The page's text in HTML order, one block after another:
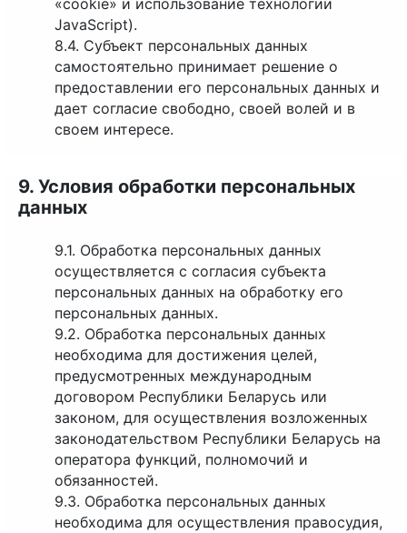
«cookie» и использование технологии
JavaScript).
8.4. Субъект персональных данных
самостоятельно принимает решение о
предоставлении его персональных данных и
дает согласие свободно, своей волей и в
своем интересе.
9. Условия обработки персональных
данных
9.1. Обработка персональных данных
осуществляется с согласия субъекта
персональных данных на обработку его
персональных данных.
9.2. Обработка персональных данных
необходима для достижения целей,
предусмотренных международным
договором Республики Беларусь или
законом, для осуществления возложенных
законодательством Республики Беларусь на
оператора функций, полномочий и
обязанностей.
9.3. Обработка персональных данных
необходима для осуществления правосудия,